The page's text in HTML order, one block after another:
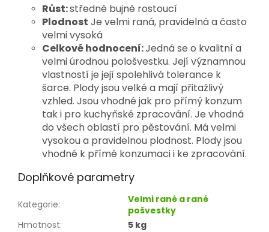
Růst:středně bujně rostoucí
Plodnost Je velmi raná, pravidelná a často
velmi vysoká
Celkové hodnocení:Jedná se o kvalitní a
velmi úrodnou pološvestku. Její významnou
vlastností je její spolehlivá tolerance k
šarce. Plody jsou velké a mají přitažlivý
vzhled. Jsou vhodné jak pro přímý konzum
tak i pro kuchyňské zpracování. Je vhodná
do všech oblastí pro pěstování. Má velmi
vysokou a pravidelnou plodnost. Plody jsou
vhodné k přímé konzumaci i ke zpracování.
Doplňkové parametry
Kategorie:
Velmi rané a rané
pošvestky
Hmotnost:
5 kg